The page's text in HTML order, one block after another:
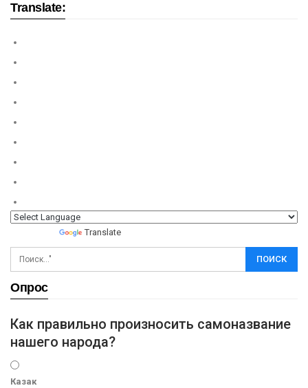
Translate:
Translate
Опрос
Как правильно произносить самоназвание
нашего народа?
Казак